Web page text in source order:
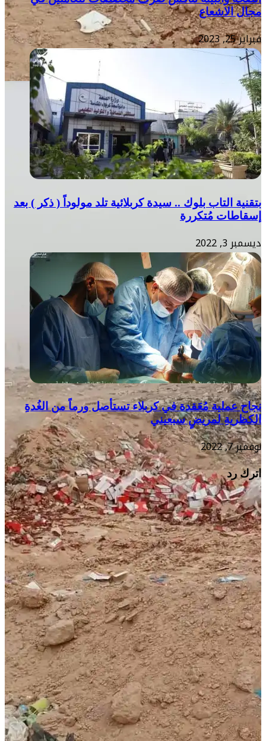
مجال الاشعاع
فبراير 25, 2023
بتقنية التاب بلوك .. سيدة كربلائية تلد مولوداً ( ذكر ) بعد
إسقاطات مُتكررة
ديسمبر 3, 2022
نجاح عملية مُعَقدة في كربلاء تستأصل ورماً من الغُدةِ
الكظريةِ لمريضٍ سبعيني
نوفمبر 7, 2022
اترك رد